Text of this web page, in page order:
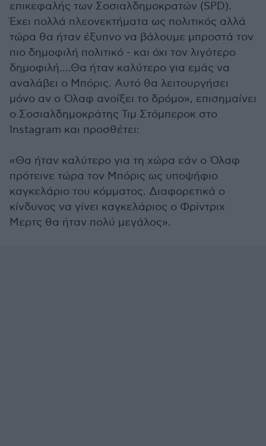
επικεφαλής των Σοσιαλδημοκρατών (SPD).
Έχει πολλά πλεονεκτήματα ως πολιτικός αλλά
τώρα θα ήταν έξυπνο να βάλουμε μπροστά τον
πιο δημοφιλή πολιτικό - και όχι τον λιγότερο
δημοφιλή....Θα ήταν καλύτερο για εμάς να
αναλάβει ο Μπόρις. Αυτό θα λειτουργήσει
μόνο αν ο Όλαφ ανοίξει το δρόμο», επισημαίνει
ο Σοσιαλδημοκράτης Τιμ Στόμπεροκ στο
Instagram και προσθέτει:
«Θα ήταν καλύτερο για τη χώρα εάν ο Όλαφ
πρότεινε τώρα τον Μπόρις ως υποψήφιο
καγκελάριο του κόμματος. Διαφορετικά ο
κίνδυνος να γίνει καγκελάριος ο Φρίντριχ
Μερτς θα ήταν πολύ μεγάλος».